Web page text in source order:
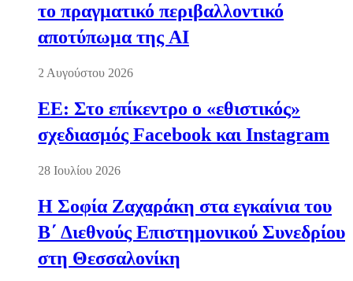
το πραγματικό περιβαλλοντικό
αποτύπωμα της AI
2 Αυγούστου 2026
ΕΕ: Στο επίκεντρο ο «εθιστικός»
σχεδιασμός Facebook και Instagram
28 Ιουλίου 2026
Η Σοφία Ζαχαράκη στα εγκαίνια του
Β΄ Διεθνούς Επιστημονικού Συνεδρίου
στη Θεσσαλονίκη